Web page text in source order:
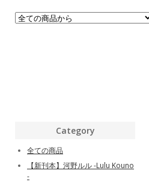
Category
全ての商品
【新刊本】河野ルル -Lulu Kouno
-